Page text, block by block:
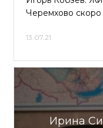
Черемхово
13.07.21
Ирина